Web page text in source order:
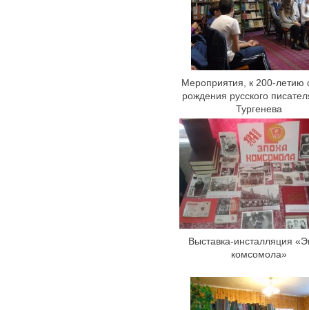
Мероприятия, к 200-летию
рождения русского
Тургенева
Выставка-инсталляция
комсомола»